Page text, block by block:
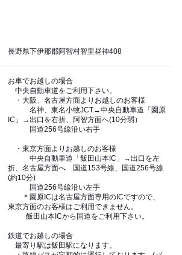
長野県下伊那郡阿智村智里昼神408
お車でお越しの場合
中央自動車道をご利用下さい。
・大阪、名古屋方面よりお越しのお客様
名神、東名小牧JCT→中央自動車道「園原
IC」→出口を右折、阿智方面へ(10分弱）
国道256号線沿い右手
・東京方面よりお越しのお客様
中央自動車道「飯田山本IC」→出口を左
折、名古屋方面へ 国道153号線、国道256号線
(約10分)
国道256号線沿い左手
＊園原ICは名古屋方面専用のICですので、
東京方面のお客様はご利用できません。
飯田山本ICから国道をご利用下さい。
鉄道でお越しの場合
最寄り駅は飯田駅になります。